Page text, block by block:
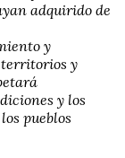
adquirido de
y
y
y los
pueblos